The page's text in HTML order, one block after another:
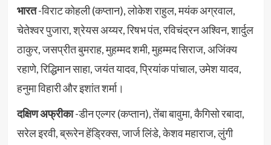
भारत-विराट कोहली (कप्तान), लोकेश राहुल, मयंक अग्रवाल,
चेतेश्वर पुजारा, श्रेयस अय्यर, रिषभ पंत, रविचंद्रन अश्विन, शार्दुल
ठाकुर, जसप्रीत बुमराह, मुहम्मद शमी, मुहम्मद सिराज, अजिंक्य
रहाणे, रिद्धिमान साहा, जयंत यादव, प्रियांक पांचाल, उमेश यादव,
हनुमा विहारी और इशांत शर्मा।
दक्षिण अफ्रीका-डीन एल्गर (कप्तान), तेंबा बावुमा, कैगिसो रबादा,
सरेल इरवी, ब्रूरेन हेंड्रिक्स, जार्ज लिंडे, केशव महाराज, लुंगी